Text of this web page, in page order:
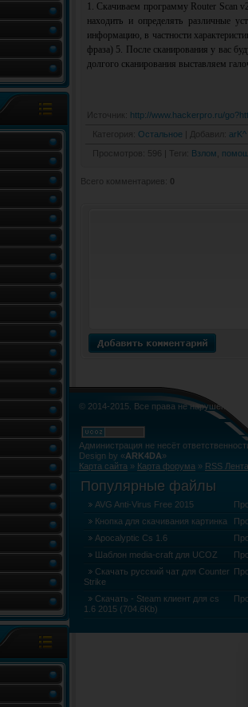
1. Скачиваем программу Router Scan
находить и определять различные
информацию, в частности
фраза) 5. После сканирования у вас
долгого сканирования выставляем
Источник : http://www.hackerpro.ru/
Категория: Остальное Добавил : arK^
Просмотров : 596 Теги : Взлом
Всего комментариев: 0
© 2014-2015. Все права не нарушены.
Администрация не несёт
Design by «ARK4DA»
Карта сайта » Карта форума » RSS Лента
Популярные файлы
AVG Anti-Virus Free 2015
Кнопка для скачивания картинка
Apocalyptic Cs 1.6
Шаблон media-craft для UCOZ
Скачать русский чат для Counter
Strike
Скачать - Steam клиент для cs
1.6 2015 (704.6Kb)